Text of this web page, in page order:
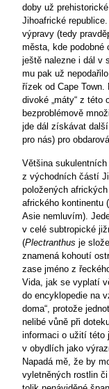
doby už
Jihoafrické
výpravy (tedy
města, kde podobné
ještě nalezne i dál v
mu pak už
řízek od Cape Town.
divoké „máty“ z
bezproblémově
jde dál získávat
pro nás) pro
Většina sukulentních
z východních částí
položených
afrického kontinentu
Asie nemluvím).
v celé subtropické
(Plectranthus je
znamená kohoutí
zase jméno z
Vida, jak se vyplatí
do encyklopedie na
doma“, protože
nelibé vůně při
informaci o užití této
v obydlích jako
Napadá mě, že by
vyletněných rostlin